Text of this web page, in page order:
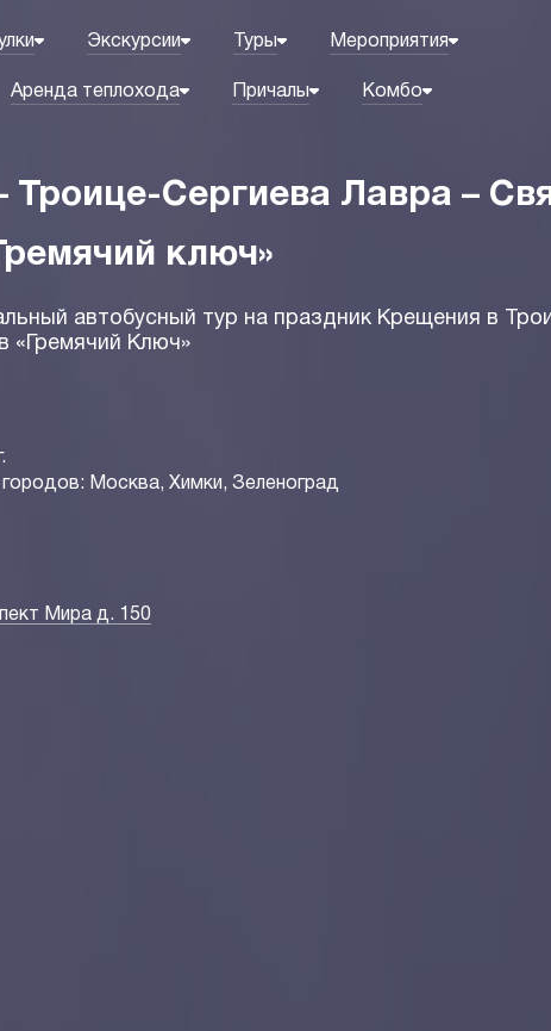
Экскурсии Туры Мероприятия
Аренда теплохода Причалы Комбо
Троице-Сергиева Лавра –
ключ»
автобусный тур на праздник Крещения в
«Гремячий Ключ»
городов: Москва, Химки, Зеленоград
Мира д. 150